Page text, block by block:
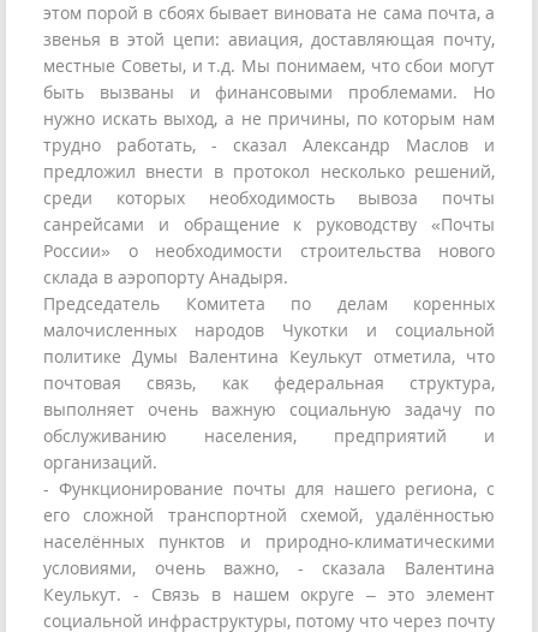
этом порой в сбоях бывает виновата не сама почта, а
звенья в этой цепи: авиация, доставляющая почту,
местные Советы, и т.д. Мы понимаем, что сбои могут
быть вызваны и финансовыми проблемами. Но
нужно искать выход, а не причины, по которым нам
трудно работать, - сказал Александр Маслов и
предложил внести в протокол несколько решений,
среди которых необходимость вывоза почты
санрейсами и обращение к руководству «Почты
России» о необходимости строительства нового
склада в аэропорту Анадыря.
Председатель Комитета по делам коренных
малочисленных народов Чукотки и социальной
политике Думы Валентина Кеулькут отметила, что
почтовая связь, как федеральная структура,
выполняет очень важную социальную задачу по
обслуживанию населения, предприятий и
организаций.
- Функционирование почты для нашего региона, с
его сложной транспортной схемой, удалённостью
населённых пунктов и природно-климатическими
условиями, очень важно, - сказала Валентина
Кеулькут. - Связь в нашем округе – это элемент
социальной инфраструктуры, потому что через почту